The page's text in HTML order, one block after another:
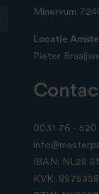
Minervum
Locatie
Pieter
0031 76 - 520
IBAN: NL28
KVK: